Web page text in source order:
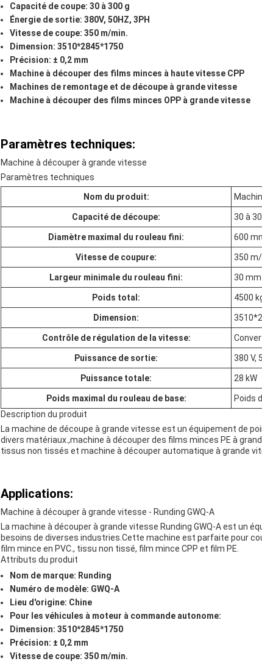
Capacité de coupe: 30 à 300 g
Énergie de sortie: 380V, 50HZ, 3PH
Vitesse de coupe: 350 m/min.
Dimension: 3510*2845*1750
Précision: ± 0,2 mm
Machine à découper des films minces à haute vitesse CPP
Machines de remontage et de découpe à grande vitesse
Machine à découper des films minces OPP à grande vitesse
Paramètres techniques:
Machine à découper à grande vitesse
Paramètres techniques
Nom du produit:
Capacité de découpe: 30 à
Diamètre maximal du rouleau fini: 600
Vitesse de coupure: 350
Largeur minimale du rouleau fini: 30 mm
Poids total: 4500
Dimension:
Contrôle de régulation de la vitesse:
Puissance de sortie: 380 V,
Puissance totale: 28 kW
Poids maximal du rouleau de base:
Poids
Description du produit
La machine de découpe à grande vitesse est un équipement de
divers matériaux.,machine à découper des films minces PE à
tissus non tissés et machine à découper automatique à grande
Applications:
Machine à découper à grande vitesse - Runding GWQ-A
La machine à découper à grande vitesse Runding GWQ-A est un
besoins de diverses industries.Cette machine est parfaite pour
film mince en PVC., tissu non tissé, film mince CPP et film PE.
Attributs du produit
Nom de marque: Runding
Numéro de modèle: GWQ-A
Lieu d'origine: Chine
Pour les véhicules à moteur à commande autonome:
Dimension: 3510*2845*1750
Précision: ± 0,2 mm
Vitesse de coupe: 350 m/min.